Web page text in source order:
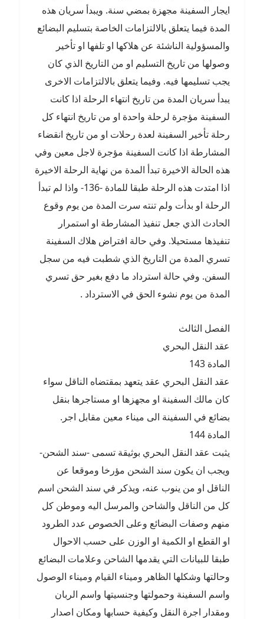
ايجار السفينة مجهزة بمضي سنة. ويبدأ سريان هذه
المدة فيما يتعلق بالالتزامات الخاصة بتسليم البضائع
والمسؤولية الناشئة عن هلاكها او تلفها او تأخير
وصولها من تاريخ التسليم او من التاريخ الذي كان
يجب تسليمها فيه. وفيما يتعلق بالالتزامات الاخرى
يبدأ سريان المدة من تاريخ انتهاء الرحلة اذا كانت
السفينة مؤجرة لرحلة واحدة او من تاريخ انتهاء كل
رحلة تأخير السفينة لعدة رحلات او من تاريخ انقضاء
المشارطة اذا كانت السفينة مؤجرة لاجل معين وفي
هذه الحالة الاخيرة تبدأ المدة من نهاية الرحلة الاخيرة
اذا امتدت هذه الرحلة طبقا للمادة -136- واذا لم تبدأ
الرحلة او بدأت ولم تنته سرت المدة من يوم وقوع
الحادث الذي جعل تنفيذ المشارطة او استمرار
تنفيذها مستحيلا. وفي حالة افتراض هلاك السفينة
تسري المدة من التاريخ الذي شطبت فيه من سجل
السفن. وفي حالة استرداد ما دفع بغير حق تسري
المدة من يوم نشوء الحق في الاسترداد .
الفصل الثالث
عقد النقل البحري
المادة 143
عقد النقل البحري عقد يتعهد بمقتضاه الناقل سواء
كان مالك السفينة او مجهزها او مستاجرها بنقل
بضائع في السفينة الى ميناء معين مقابل اجر.
المادة 144
يثبت عقد النقل البحري بوثيقة تسمى -سند الشحن-
ويجب ان يكون سند الشحن مؤرخا وموقعا عن
الناقل او من ينوب عنه، ويذكر في سند الشحن اسم
كل من الناقل والشاحن والمرسل اليه وموطن كل
منهم وصفات البضائع وعلى الخصوص عدد الطرود
او القطع او الكمية او الوزن على حسب الاحوال
طبقا للبيانات التي يقدمها الشاحن وعلامات البضائع
وحالتها وشكلها الظاهر وميناء القيام وميناء الوصول
واسم السفينة وحمولتها وجنسيتها واسم الربان
ومقدار اجرة النقل وكيفية حسابها ومكان اصدار